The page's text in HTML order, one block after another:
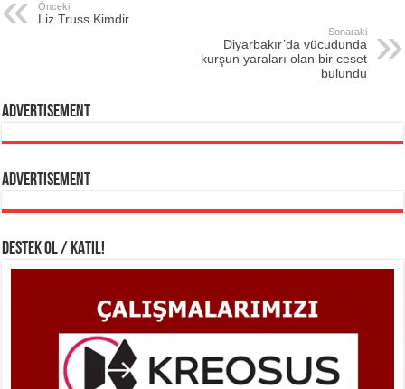
Önceki
Liz Truss Kimdir
Sonaraki
Diyarbakır’da vücudunda
kurşun yaraları olan bir ceset
bulundu
Advertisement
Advertisement
DESTEK OL / KATIL!